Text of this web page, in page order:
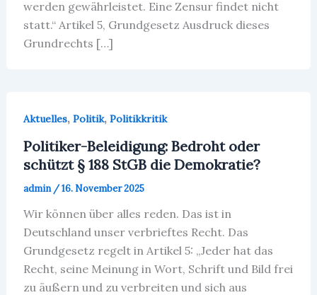
werden gewährleistet. Eine Zensur findet nicht
statt.“ Artikel 5, Grundgesetz Ausdruck dieses
Grundrechts […]
Aktuelles, Politik, Politikkritik
Politiker-Beleidigung: Bedroht oder
schützt § 188 StGB die Demokratie?
admin /16. November 2025
Wir können über alles reden. Das ist in
Deutschland unser verbrieftes Recht. Das
Grundgesetz regelt in Artikel 5: „Jeder hat das
Recht, seine Meinung in Wort, Schrift und Bild frei
zu äußern und zu verbreiten und sich aus